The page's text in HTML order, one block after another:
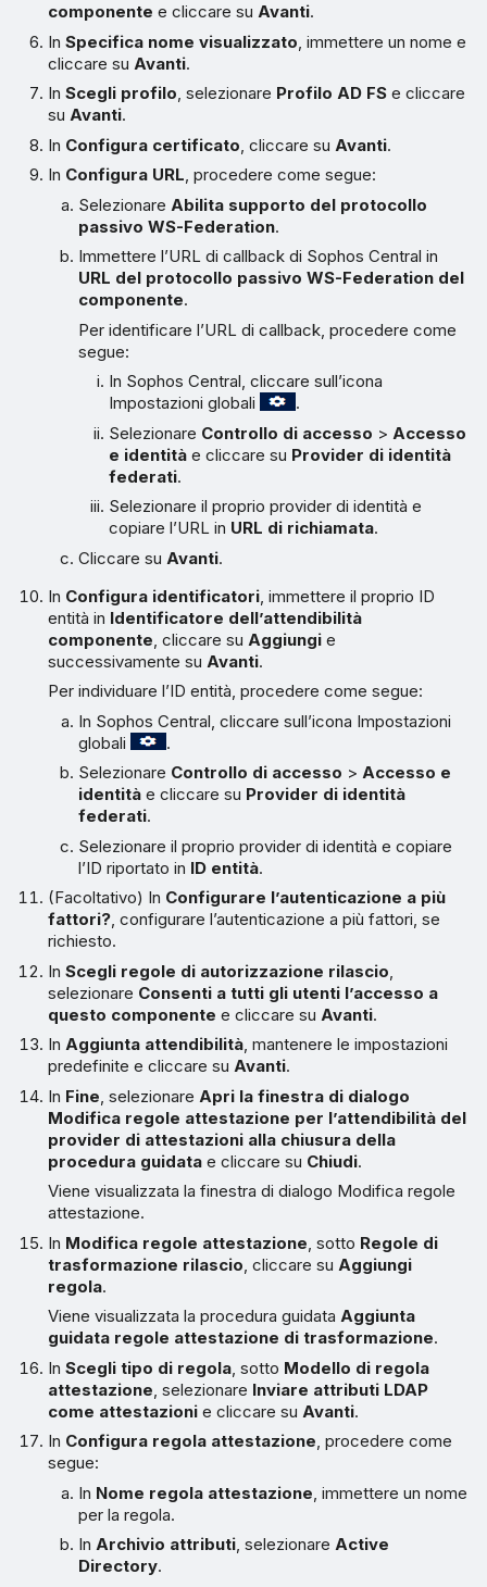
componente e cliccare suAvanti.
InSpecifica nome visualizzato , immettere un nome e
cliccare su Avanti.
InScegli profilo, selezionare Profilo AD FS e cliccare
suAvanti.
In Configura certificato , cliccare su Avanti.
In Configura URL, procedere come segue:
Selezionare Abilita supporto del protocollo
passivo WS-Federation.
Immettere l’URL di callback di Sophos Central in
URL del protocollo passivo WS-Federation del
componente.
Per identificare l’URL di callback, procedere come
segue:
In Sophos Central, cliccare sull’icona
Impostazioni globali
.
Selezionare Controllo di accesso > Accesso
e identità e cliccare su Provider di identità
federati.
Selezionare il proprio provider di identità e
copiare l’URL in URL di richiamata.
Cliccare su Avanti.
In Configura identificatori , immettere il proprio ID
entità in Identificatore dell’attendibilità
componente , cliccare su Aggiungie
successivamente su Avanti.
Per individuare l’ID entità, procedere come segue:
In Sophos Central, cliccare sull’icona Impostazioni
globali
.
Selezionare Controllo di accesso >Accesso e
identità e cliccare su Provider di identità
federati.
Selezionare il proprio provider di identità e copiare
l’ID riportato in ID entità.
(Facoltativo) In Configurare l’autenticazione a più
fattori?, configurare l’autenticazione a più fattori, se
richiesto.
InScegli regole di autorizzazione rilascio
selezionare Consenti a tutti gli utenti l’accesso a
questo componente e cliccare su Avanti.
InAggiunta attendibilità, mantenere le impostazioni
predefinite e cliccare suAvanti.
In Fine , selezionare Apri la finestra di dialogo
Modifica regole attestazione per l’attendibilità del
provider di attestazioni alla chiusura della
procedura guidata e cliccare su Chiudi.
Viene visualizzata la finestra di dialogo Modifica regole
attestazione.
In Modifica regole attestazione , sotto Regole di
trasformazione rilascio , cliccare su Aggiungi
regola.
Viene visualizzata la procedura guidataAggiunta
guidata regole attestazione di trasformazione.
InScegli tipo di regola , sotto Modello di regola
attestazione , selezionare Inviare attributi LDAP
come attestazioni e cliccare su Avanti.
In Configura regola attestazione, procedere come
segue:
In Nome regola attestazione , immettere un nome
per la regola.
InArchivio attributi, selezionareActive
Directory.